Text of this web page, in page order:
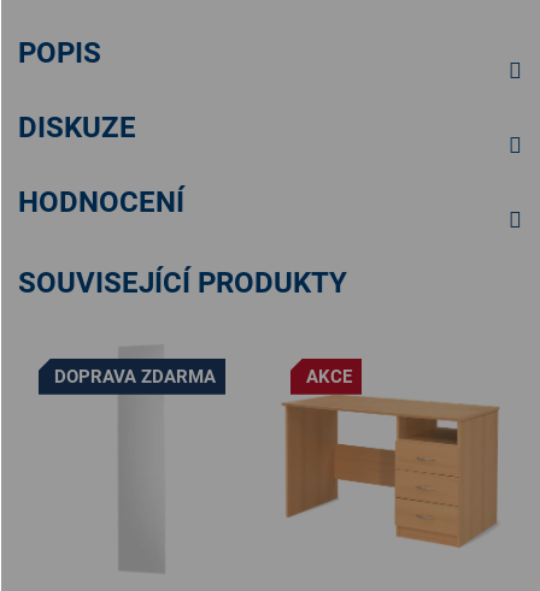
POPIS
DISKUZE
HODNOCENÍ
SOUVISEJÍCÍ PRODUKTY
DOPRAVA ZDARMA AKCE